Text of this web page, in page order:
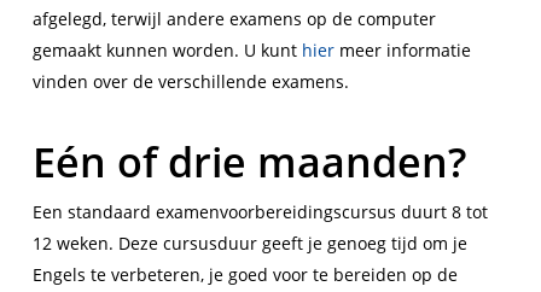
afgelegd, terwijl andere examens op de computer
gemaakt kunnen worden. U kunt hiermeer informatie
vinden over de verschillende examens.
Eén of drie maanden?
Een standaard examenvoorbereidingscursus duurt 8 tot
12 weken. Deze cursusduur geeft je genoeg tijd om je
Engels te verbeteren, je goed voor te bereiden op de